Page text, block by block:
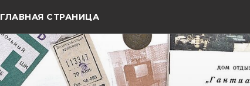
ГЛАВНАЯ СТРАНИЦА